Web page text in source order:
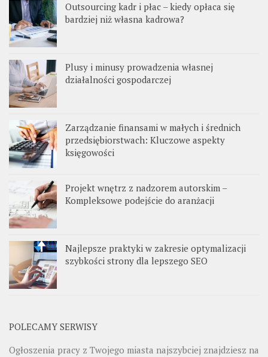
Outsourcing kadr i płac – kiedy opłaca się
bardziej niż własna kadrowa?
Plusy i minusy prowadzenia własnej
działalności gospodarczej
Zarządzanie finansami w małych i średnich
przedsiębiorstwach: Kluczowe aspekty
księgowości
Projekt wnętrz z nadzorem autorskim –
Kompleksowe podejście do aranżacji
Najlepsze praktyki w zakresie optymalizacji
szybkości strony dla lepszego SEO
POLECAMY SERWISY
Ogłoszenia pracy z Twojego miasta najszybciej znajdziesz na